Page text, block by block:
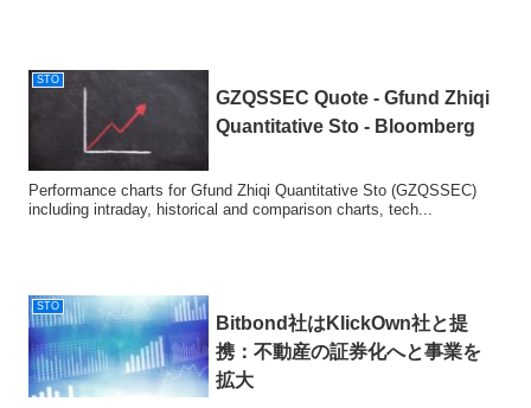
STO
GZQSSEC Quote - Gfund Zhiqi
QuantitativeSto - Bloomberg
Performance charts for Gfund Zhiqi Quantitative Sto (GZQSSEC)
including intraday, historical and comparison charts, tech...
STO
Bitbond社はKlickOwn社と提
携：不動産の証券化へと事業を
拡大